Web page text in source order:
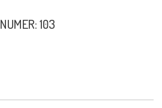
NUMER: 103